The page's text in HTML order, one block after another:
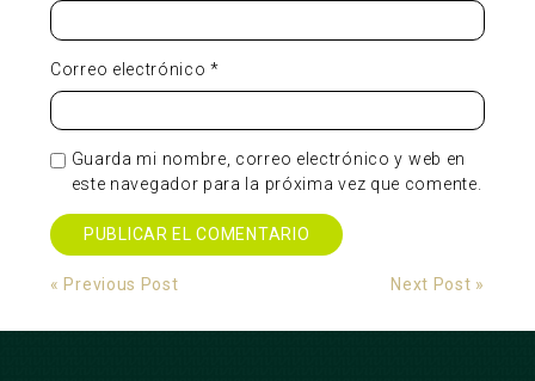
Correo electrónico*
Guarda mi nombre, correo electrónico y web en
este navegador para la próxima vez que comente.
Alternative:
« Previous Post Next Post »